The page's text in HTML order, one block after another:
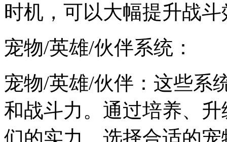
时机，可以大幅提升战斗
宠物/英雄/伙伴系统：
宠物/英雄/伙伴：这些系
和战斗力。通过培养、
们的实力。选择合适的